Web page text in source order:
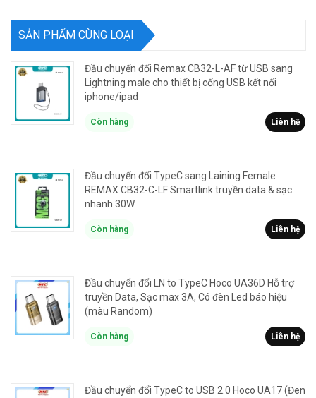
SẢN PHẨM CÙNG LOẠI
Đầu chuyển đổi Remax CB32-L-AF từ USB sang
Lightning male cho thiết bị cổng USB kết nối
iphone/ipad
Còn hàng Liên hệ
Đầu chuyển đổi TypeC sang Laining Female
REMAX CB32-C-LF Smartlink truyền data & sạc
nhanh 30W
Còn hàng Liên hệ
Đầu chuyển đổi LN to TypeC Hoco UA36D Hỗ trợ
truyền Data, Sạc max 3A, Có đèn Led báo hiệu
(màu Random)
Còn hàng Liên hệ
Đầu chuyển đổi TypeC to USB 2.0 Hoco UA17 (Đen